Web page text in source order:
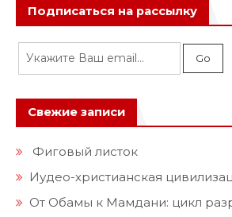
Подписаться на рассылку
Свежие записи
Фиговый листок
Иудео-христианская
От Обамы к Мамдани: цикл